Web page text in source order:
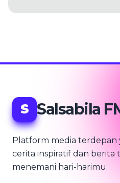
S Salsabila
Platform media terdepan
cerita inspiratif dan
menemani hari-harimu.